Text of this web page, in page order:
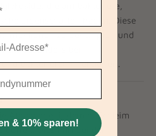
die antibakterielle,
Eigenschaften haben. Diese
Infektionen zu bekämpfen und
besonders bei
bakteriellen Infektionen.
Atemwege, indem er Schleim
befreit. Dies hilft bei der
& 10% sparen!